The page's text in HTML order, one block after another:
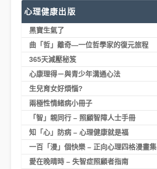
心理健康出版
黑寶生氣了
曲「哲」離奇—一位哲學家的復元旅程
365天減壓秘笈
心康理得－與青少年溝通心法
生兒育女好煩惱?
兩極性情緒病小冊子
「智」親同行 – 照顧智障人士手冊
知「心」防病 – 心理健康就是福
一百「漫」個快樂 – 正向心理四格漫畫集
愛在晚晴時 – 失智症照顧者指南